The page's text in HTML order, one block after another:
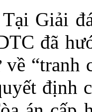
Tại Giải
đã
về “tranh
định